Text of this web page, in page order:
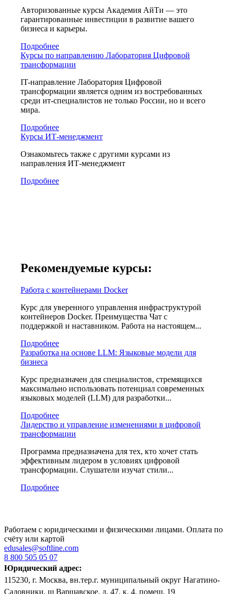
Авторизованные курсы Академия АйТи — это
гарантированные инвестиции в развитие вашего
бизнеса и карьеры.
Подробнее
Курсы по направлению Лаборатория Цифровой
трансформации
IT-направление Лаборатория Цифровой
трансформации является одним из востребованных
среди ит-специалистов не только России, но и всего
мира.
Подробнее
Курсы ИТ-менеджмент
Ознакомьтесь также с другими курсами из
направления ИТ-менеджмент
Подробнее
Рекомендуемые курсы:
Работа с контейнерами Docker
Курс для уверенного управления инфраструктурой
контейнеров Docker. Преимущества Чат с
поддержкой и наставником. Работа на настоящем...
Подробнее
Разработка на основе LLM: Языковые модели для
бизнеса
Курс предназначен для специалистов, стремящихся
максимально использовать потенциал современных
языковых моделей (LLM) для разработки...
Подробнее
Лидерство и управление изменениями в цифровой
трансформации
Программа предназначена для тех, кто хочет стать
эффективным лидером в условиях цифровой
трансформации. Слушатели изучат стили...
Подробнее
Работаем с юридическими и физическими лицами. Оплата по
счёту или картой
edusales@softline.com
8 800 505 05 07
Юридический адрес:
115230, г. Москва, вн.тер.г. муниципальный округ Нагатино-
Садовники, ш Варшавское, д. 47, к. 4, помещ. 19